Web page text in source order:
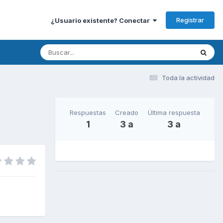
¿Usuario existente? Conectar Registrar
Toda la actividad
Respuestas
1
Creado
3 a
Última respuesta
3 a